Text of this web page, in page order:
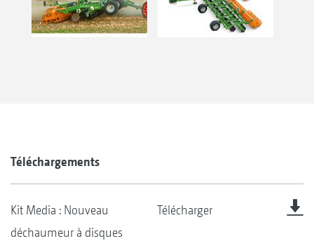
Téléchargements
Kit Media : Nouveau
déchaumeur à disques
Télécharger